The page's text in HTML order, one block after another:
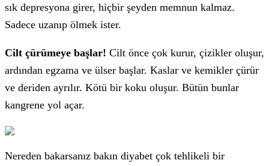
sık depresyona girer, hiçbir şeyden memnun kalmaz.
Sadece uzanıp ölmek ister.
Cilt çürümeye başlar! Cilt önce çok kurur, çizikler oluşur,
ardından egzama ve ülser başlar. Kaslar ve kemikler çürür
ve deriden ayrılır. Kötü bir koku oluşur. Bütün bunlar
kangrene yol açar.
Nereden bakarsanız bakın diyabet çok tehlikeli bir